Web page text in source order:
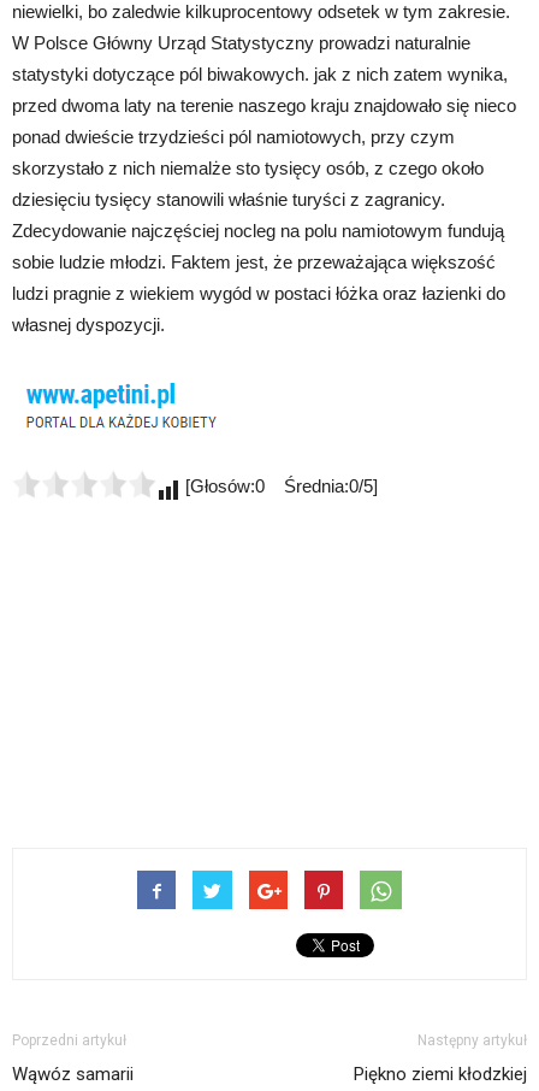
niewielki, bo zaledwie kilkuprocentowy odsetek w tym zakresie.
W Polsce Główny Urząd Statystyczny prowadzi naturalnie
statystyki dotyczące pól biwakowych. jak z nich zatem wynika,
przed dwoma laty na terenie naszego kraju znajdowało się nieco
ponad dwieście trzydzieści pól namiotowych, przy czym
skorzystało z nich niemalże sto tysięcy osób, z czego około
dziesięciu tysięcy stanowili właśnie turyści z zagranicy.
Zdecydowanie najczęściej nocleg na polu namiotowym fundują
sobie ludzie młodzi. Faktem jest, że przeważająca większość
ludzi pragnie z wiekiem wygód w postaci łóżka oraz łazienki do
własnej dyspozycji.
[Głosów:0 Średnia:0/5]
Poprzedni artykuł
Wąwóz samarii
Następny artykuł
Piękno ziemi kłodzkiej